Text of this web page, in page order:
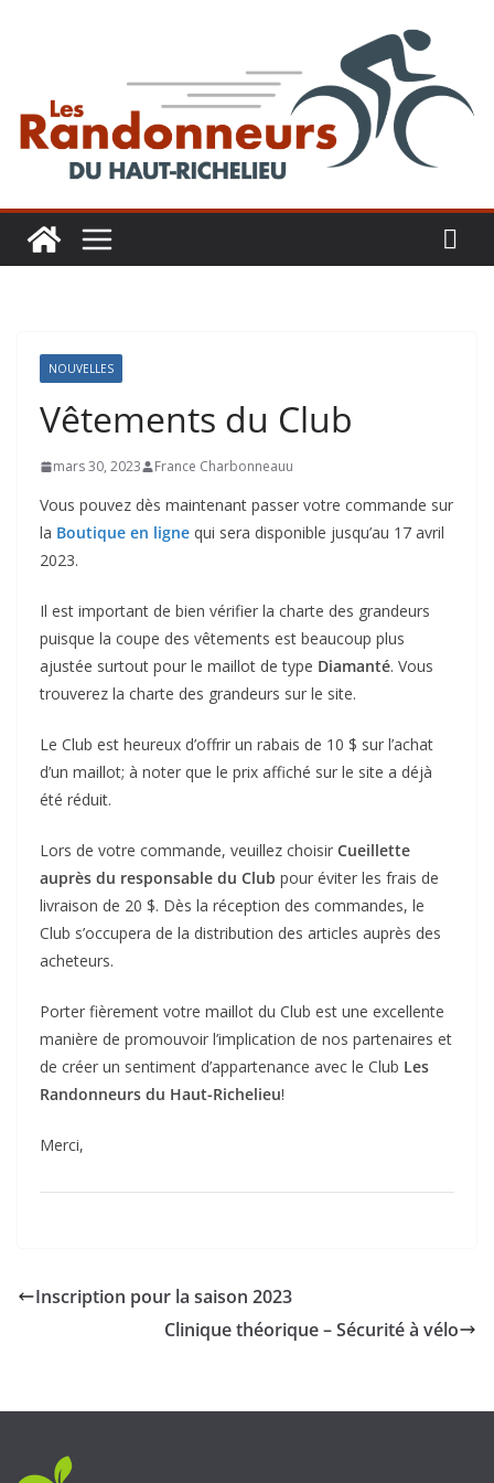
NOUVELLES
Vêtements du Club
mars 30, 2023 France Charbonneauu
Vous pouvez dès maintenant passer votre commande sur
la Boutique en ligne qui sera disponible jusqu’au 17 avril
2023.
Il est important de bien vérifier la charte des grandeurs
puisque la coupe des vêtements est beaucoup plus
ajustée surtout pour le maillot de type Diamanté. Vous
trouverez la charte des grandeurs sur le site.
Le Club est heureux d’offrir un rabais de 10 $ sur l’achat
d’un maillot; à noter que le prix affiché sur le site a déjà
été réduit.
Lors de votre commande, veuillez choisir Cueillette
auprès du responsable du Club pour éviter les frais de
livraison de 20 $. Dès la réception des commandes, le
Club s’occupera de la distribution des articles auprès des
acheteurs.
Porter fièrement votre maillot du Club est une excellente
manière de promouvoir l’implication de nos partenaires et
de créer un sentiment d’appartenance avec le Club Les
Randonneurs du Haut-Richelieu!
Merci,
Inscription pour la saison 2023
Clinique théorique – Sécurité à vélo